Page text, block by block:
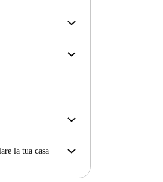
utenze per
sicurezza più
la
locatore
un hotel e
la tua casa